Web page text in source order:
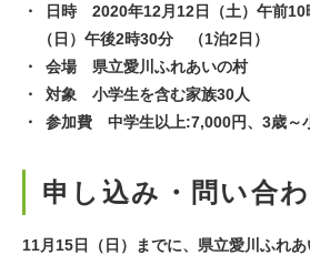
日時 2020年12月12日（土）午前10
（日）午後2時30分 （1泊2日）
会場 県立愛川ふれあいの村
対象 小学生を含む家族30人
参加費 中学生以上:7,000円、3歳～
申し込み・問い合
11月15日（日）までに、県立愛川ふれ